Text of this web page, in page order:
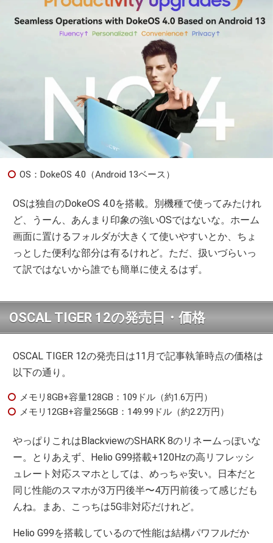
OS：DokeOS 4.0（Android 13ベース）
OSは独自のDokeOS 4.0を搭載。別機種で使ってみたけれ
ど、うーん、あんまり印象の強いOSではないな。ホーム
画面に置けるフォルダが大きくて使いやすいとか、ちょ
っとした便利な部分は有るけれど。ただ、扱いづらいっ
て訳ではないから誰でも簡単に使えるはず。
OSCAL TIGER 12の発売日・価格
OSCAL TIGER 12の発売日は11月で記事執筆時点の価格は
以下の通り。
メモリ8GB+容量128GB：109ドル（約1.6万円）
メモリ12GB+容量256GB：149.99ドル（約2.2万円）
やっぱりこれはBlackviewのSHARK 8のリネームっぽいな
ー。とりあえず、Helio G99搭載+120Hzの高リフレッシ
ュレート対応スマホとしては、めっちゃ安い。日本だと
同じ性能のスマホが3万円後半〜4万円前後って感じだも
んね。まあ、こっちは5G非対応だけれど。
Helio G99を搭載しているので性能は結構パワフルだか